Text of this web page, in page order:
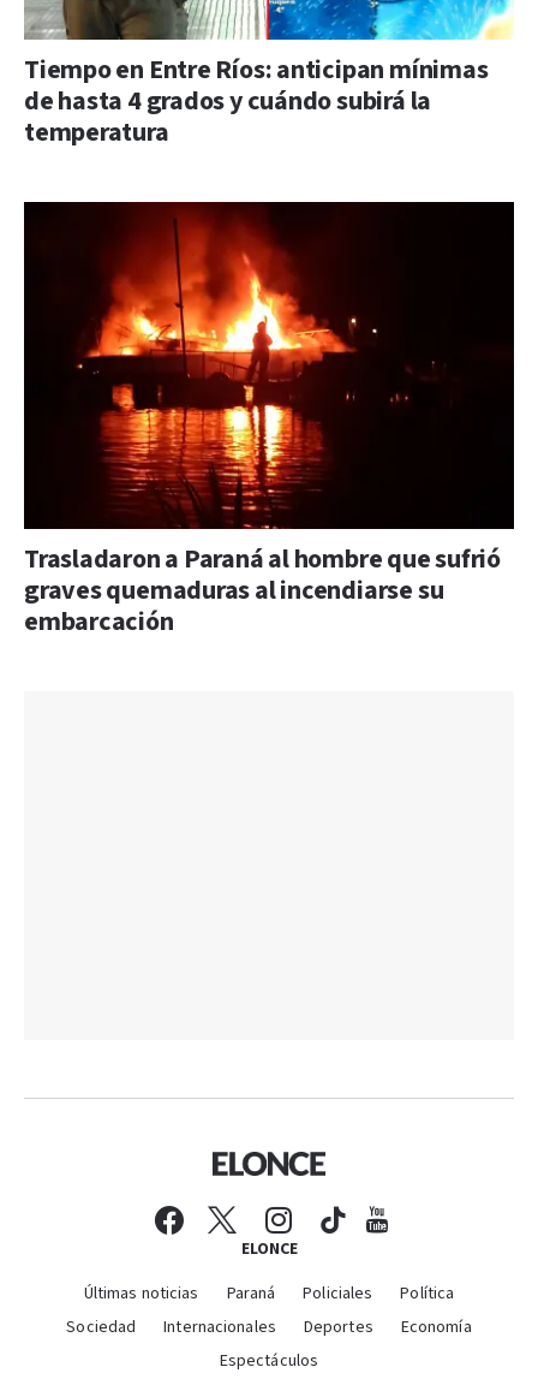
Tiempo en Entre Ríos: anticipan mínimas
de hasta 4 grados y cuándo subirá la
temperatura
Trasladaron a Paraná al hombre que sufrió
graves quemaduras al incendiarse su
embarcación
ELONCE
Últimas noticias Paraná Policiales
Política
Sociedad
Internacionales Deportes
Economía
Espectáculos